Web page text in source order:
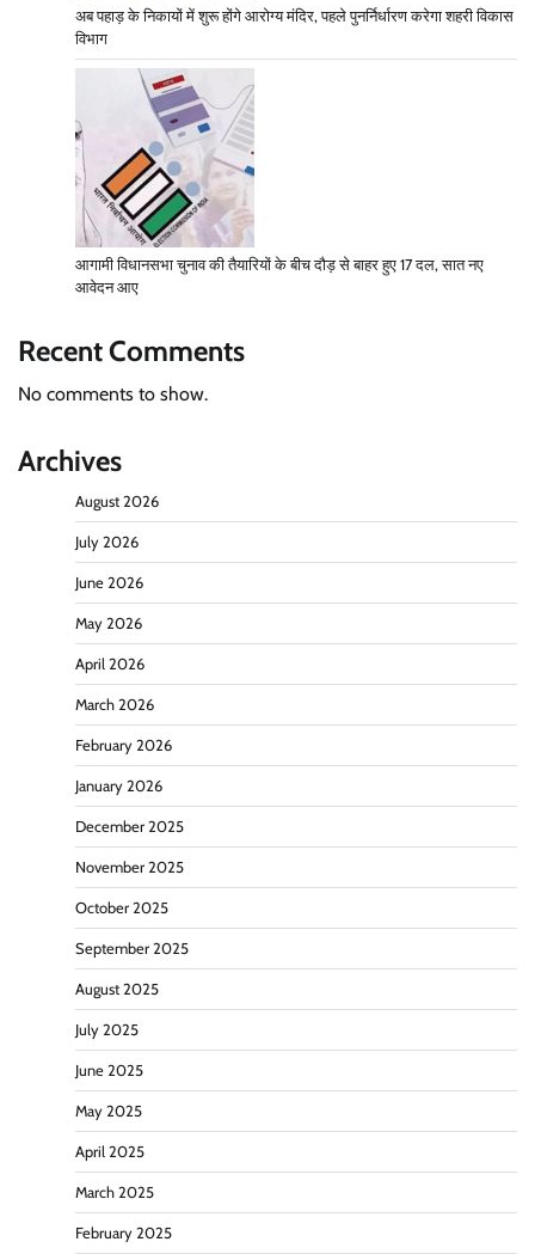
अब पहाड़ के निकायों में शुरू होंगे आरोग्य मंदिर, पहले पुनर्निर्धारण करेगा शहरी विकास
विभाग
आगामी विधानसभा चुनाव की तैयारियों के बीच दौड़ से बाहर हुए 17 दल, सात नए
आवेदन आए
Recent Comments
No comments to show.
Archives
August 2026
July 2026
June 2026
May 2026
April 2026
March 2026
February 2026
January 2026
December 2025
November 2025
October 2025
September 2025
August 2025
July 2025
June 2025
May 2025
April 2025
March 2025
February 2025